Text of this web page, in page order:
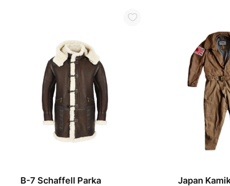
B-7 Schaffell Parka
Japan